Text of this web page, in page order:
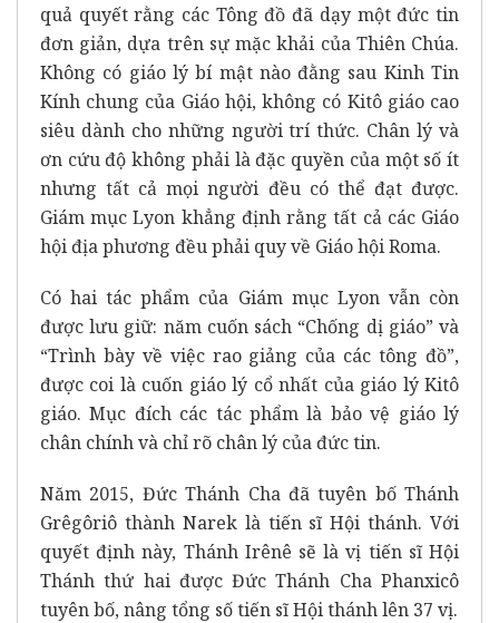
quả quyết rằng các Tông đồ đã dạy một đức tin
đơn giản, dựa trên sự mặc khải của Thiên Chúa.
Không có giáo lý bí mật nào đằng sau Kinh Tin
Kính chung của Giáo hội, không có Kitô giáo cao
siêu dành cho những người trí thức. Chân lý và
ơn cứu độ không phải là đặc quyền của một số ít
nhưng tất cả mọi người đều có thể đạt được.
Giám mục Lyon khẳng định rằng tất cả các Giáo
hội địa phương đều phải quy về Giáo hội Roma.
Có hai tác phẩm của Giám mục Lyon vẫn còn
được lưu giữ: năm cuốn sách “Chống dị giáo” và
“Trình bày về việc rao giảng của các tông đồ”,
được coi là cuốn giáo lý cổ nhất của giáo lý Kitô
giáo. Mục đích các tác phẩm là bảo vệ giáo lý
chân chính và chỉ rõ chân lý của đức tin.
Năm 2015, Đức Thánh Cha đã tuyên bố Thánh
Grêgôriô thành Narek là tiến sĩ Hội thánh. Với
quyết định này, Thánh Irênê sẽ là vị tiến sĩ Hội
Thánh thứ hai được Đức Thánh Cha Phanxicô
tuyên bố, nâng tổng số tiến sĩ Hội thánh lên 37 vị.